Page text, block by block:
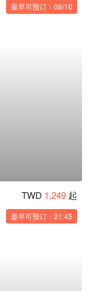
最早可预订：08/10
TWD 1,249 起
最早可预订：21:45